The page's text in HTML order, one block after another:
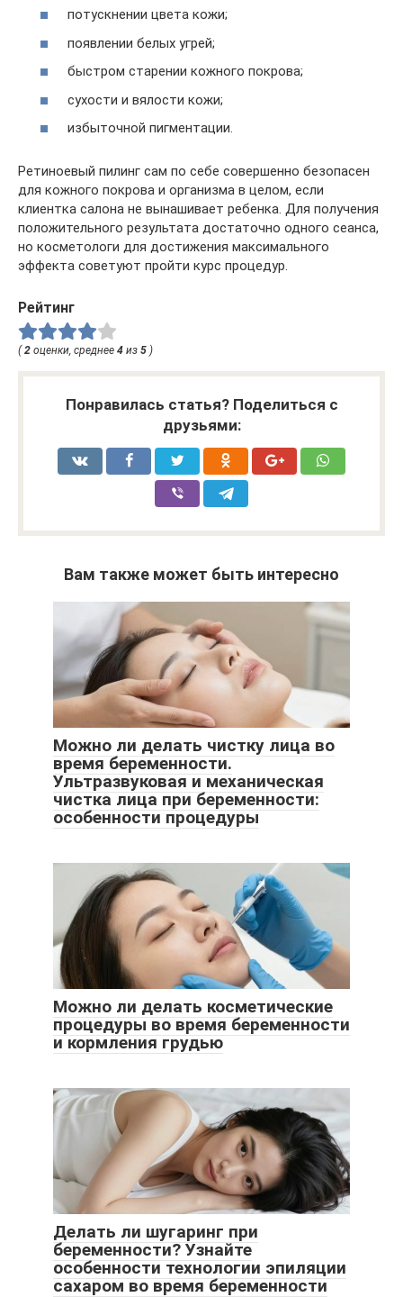
потускнении цвета кожи;
появлении белых угрей;
быстром старении кожного покрова;
сухости и вялости кожи;
избыточной пигментации.
Ретиноевый пилинг сам по себе совершенно безопасен
для кожного покрова и организма в целом, если
клиентка салона не вынашивает ребенка. Для получения
положительного результата достаточно одного сеанса,
но косметологи для достижения максимального
эффекта советуют пройти курс процедур.
Рейтинг
(2 оценки, среднее 4 из 5 )
Понравилась статья? Поделиться с
друзьями:
Вам также может быть интересно
Можно ли делать чистку лица во
время беременности.
Ультразвуковая и механическая
чистка лица при беременности:
особенности процедуры
Можно ли делать косметические
процедуры во время беременности
и кормления грудью
Делать ли шугаринг при
беременности? Узнайте
особенности технологии эпиляции
сахаром во время беременности